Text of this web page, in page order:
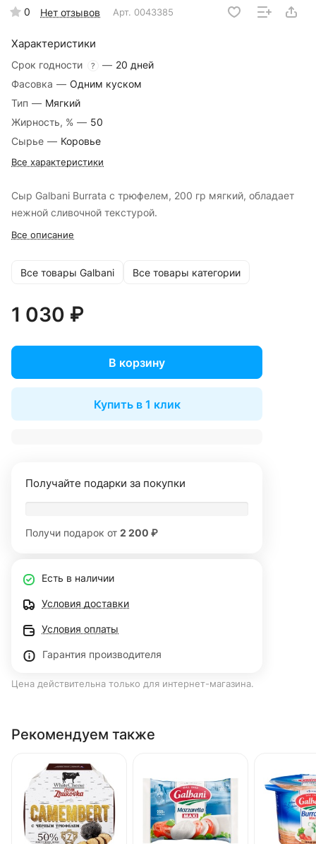
0 Нет отзывов Арт. 0043385
Характеристики
Срок годности ? — 20 дней
Фасовка — Одним куском
Тип — Мягкий
Жирность, % — 50
Сырье — Коровье
Все характеристики
Сыр Galbani Burrata с трюфелем, 200 гр мягкий, обладает
нежной сливочной текстурой.
Все описание
Все товары Galbani Все товары категории
1 030 ₽
В корзину
Купить в 1 клик
Получайте подарки за покупки
Получи подарок от 2 200 ₽
Есть в наличии
Условия доставки
Условия оплаты
Гарантия производителя
Цена действительна только для интернет-магазина.
Рекомендуем также